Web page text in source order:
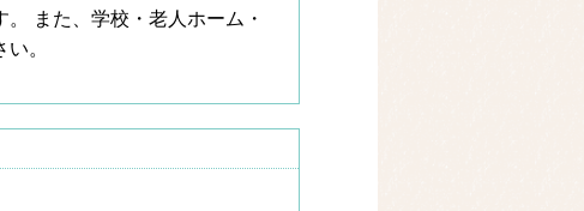
また、学校・老人ホーム・
。